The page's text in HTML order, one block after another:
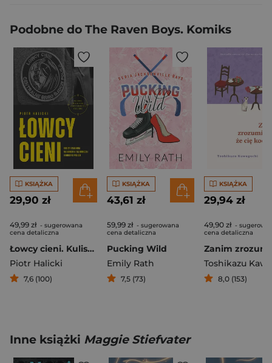
Podobne do The Raven Boys. Komiks
KSIĄŻKA
29,90 zł
49,99 zł - sugerowana
cena detaliczna
Łowcy cieni. Kulisy działania najbardziej tajemniczej jednostki policji
Piotr Halicki
7,6 (100)
KSIĄŻKA
43,61 zł
59,99 zł - sugerowana
cena detaliczna
Pucking Wild
Emily Rath
7,5 (73)
KSIĄŻKA
29,94 zł
49,90 zł -
cena detaliczna
8,0 (153)
Inne książki Maggie Stiefvater